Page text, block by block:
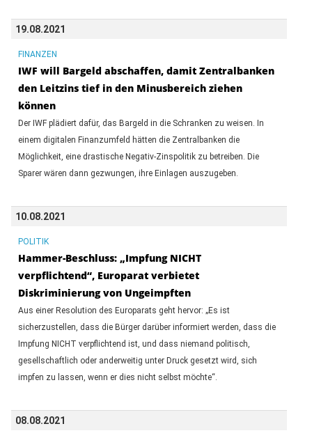
19.08.2021
FINANZEN
IWF will Bargeld abschaffen, damit Zentralbanken
den Leitzins tief in den Minusbereich ziehen
können
Der IWF plädiert dafür, das Bargeld in die Schranken zu weisen. In
einem digitalen Finanzumfeld hätten die Zentralbanken die
Möglichkeit, eine drastische Negativ-Zinspolitik zu betreiben. Die
Sparer wären dann gezwungen, ihre Einlagen auszugeben.
10.08.2021
POLITIK
Hammer-Beschluss: „Impfung NICHT
verpflichtend“, Europarat verbietet
Diskriminierung von Ungeimpften
Aus einer Resolution des Europarats geht hervor: „Es ist
sicherzustellen, dass die Bürger darüber informiert werden, dass die
Impfung NICHT verpflichtend ist, und dass niemand politisch,
gesellschaftlich oder anderweitig unter Druck gesetzt wird, sich
impfen zu lassen, wenn er dies nicht selbst möchte“.
08.08.2021